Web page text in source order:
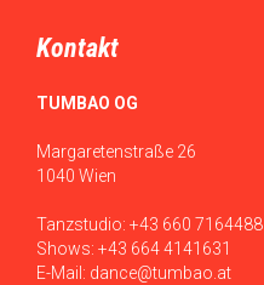
Kontakt
TUMBAO OG
Margaretenstraße 26
1040 Wien
Tanzstudio: +43 660 7164488
Shows: +43 664 4141631
E-Mail: dance@tumbao.at